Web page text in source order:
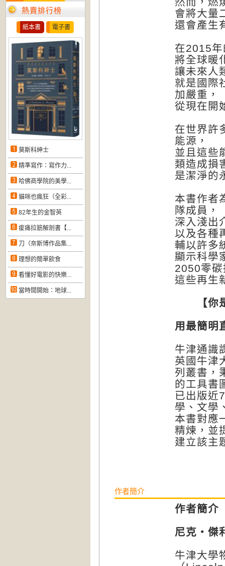
熱賣排行榜
紙本書 電子書
莫斯科紳士
精準寫作：寫作力...
哈佛商學院的美學...
貓咪也瘋狂（全彩...
82年生的金智英
痠痛拉筋解剖書【...
刀（奈斯博作品集...
理想的簡單飲食
看懂好電影的快樂...
當時間開始：地球...
會將大量
還會產生
在2015
將全球暖
讓未來人
就是國際
加嚴重，
從現在開
在世界許
能源，
並且這些
類造成損
是潔淨的
本書作者
隊成員，
深入淺出
以及各種
輔以許多
顯示科學
2050零
這些再生
【你是
用最簡明
牛津通識
英國牛津
列叢書，
的工具書
已出版近
學、文學
本書對應
精煉，並
建立該主
作者簡介
作者簡介
尼克・
牛津大學